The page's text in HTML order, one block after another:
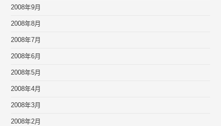
2008年9月
2008年8月
2008年7月
2008年6月
2008年5月
2008年4月
2008年3月
2008年2月